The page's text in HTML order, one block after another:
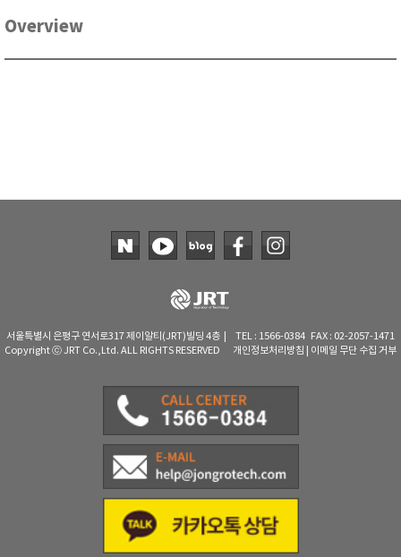
Overview
서울특별시 은평구 연서로317 제이알티(JRT)빌딩 4층 | TEL : 1566-0384 FAX : 02-2057-1471
Copyright ⓒ JRT Co.,Ltd. ALL RIGHTS RESERVED 개인정보처리방침 이메일 무단 수집 거부